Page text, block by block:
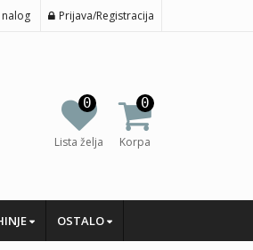
Prijava/Registracija
0
Lista želja
0
Korpa
OSTALO